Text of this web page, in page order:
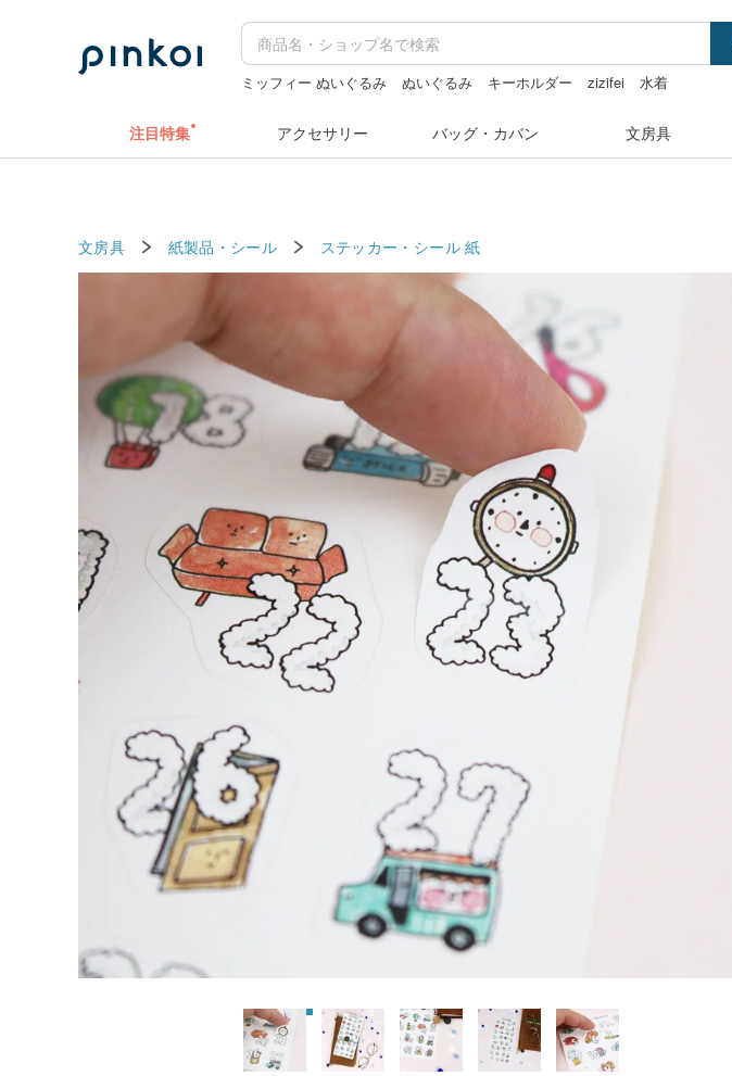
ミッフィー ぬいぐるみ ぬいぐるみ キーホルダー zizifei
水着
注目特集 アクセサリー バッグ・カバン 文房具
文房具 紙製品・シール ステッカー・シール 紙